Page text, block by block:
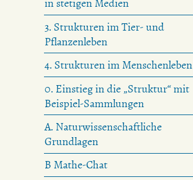
in stetigen Medien
3. Strukturen im Tier- und
Pflanzenleben
4. Strukturen im Menschenleben
0. Einstieg in die „Struktur“ mit
Beispiel-Sammlungen
A. Naturwissenschaftliche
Grundlagen
B Mathe-Chat